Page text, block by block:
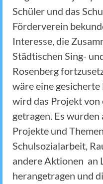
Schüler und das
Förderverein
Interesse, die
Städtischen Sing-
Rosenberg
wäre eine
wird das Projekt von
getragen. Es
Projekte und
Schulsozialarbeit,
andere Aktionen an
herangetragen und